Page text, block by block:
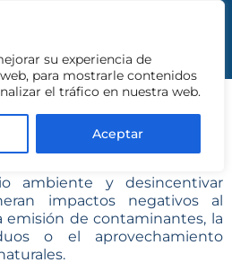
su experiencia de
para mostrarle contenidos
el tráfico en nuestra web.
Aceptar
ambiente y desincentivar
impactos negativos al
emisión de contaminantes, la
o el aprovechamiento